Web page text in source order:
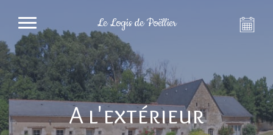
Le Logis de Poëllier
A l'extérieur